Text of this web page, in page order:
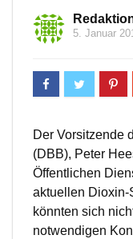
5. Januar
Der Vorsitzende
(DBB), Peter
Öffentlichen
aktuellen Dioxin-
könnten sich
notwendigen